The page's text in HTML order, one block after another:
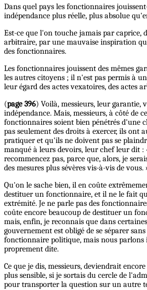
Dans quel pays les fonctionnaires
indépendance plus réelle, plus absolue
Est-ce que l'on touche jamais par caprice,
arbitraire, par une mauvaise inspiration
des fonctionnaires.
Les fonctionnaires jouissent des mêmes
les autres citoyens ; il n'est pas permis à
leur égard des actes vexatoires, des actes
(page 396) Voilà, messieurs, leur garantie,
indépendance. Mais, messieurs, à côté de
fonctionnaires soient bien pénétrés d'une
pas seulement des droits à exercer, ils ont
pratiquer et qu'ils ne doivent pas se
manqué à leurs devoirs, leur chef leur dit :
recommencez pas, parce que, alors, je
des mesures plus sévères vis-à-vis de vous.
Qu'on le sache bien, il en coûte
destituer un fonctionnaire, et il ne le fait
extrémité. Je ne parle pas des
coûte encore beaucoup de destituer un
mais, enfin, je reconnais que dans
gouvernement est obligé de se séparer
fonctionnaire politique, mais nous
proprement dite.
Ce que je dis, messieurs, deviendrait
plus sensible, si je sortais du cercle de
pour transporter la question sur un autre